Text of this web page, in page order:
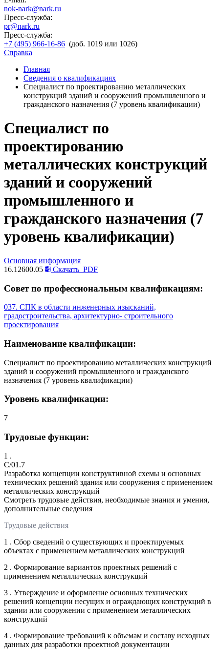
nok-nark@nark.ru
Пресс-служба:
pr@nark.ru
Пресс-служба:
+7 (495) 966-16-86 (доб. 1019 или 1026)
Справка
Главная
Сведения о квалификациях
Специалист по проектированию металлических
конструкций зданий и сооружений промышленного и
гражданского назначения (7 уровень квалификации)
Специалист по
проектированию
металлических конструкций
зданий и сооружений
промышленного и
гражданского назначения (7
уровень квалификации)
Основная информация
16.12600.05
Скачать PDF
Совет по профессиональным квалификациям:
037. СПК в области инженерных изысканий,
градостроительства, архитектурно- строительного
проектирования
Наименование квалификации:
Специалист по проектированию металлических конструкций
зданий и сооружений промышленного и гражданского
назначения (7 уровень квалификации)
Уровень квалификации:
7
Трудовые функции:
1 .
C/01.7
Разработка концепции конструктивной схемы и основных
технических решений здания или сооружения с применением
металлических конструкций
Смотреть трудовые действия, необходимые знания и умения,
дополнительные сведения
Трудовые действия
1 . Сбор сведений о существующих и проектируемых
объектах с применением металлических конструкций
2 . Формирование вариантов проектных решений с
применением металлических конструкций
3 . Утверждение и оформление основных технических
решений концепции несущих и ограждающих конструкций в
здании или сооружении с применением металлических
конструкций
4 . Формирование требований к объемам и составу исходных
данных для разработки проектной документации